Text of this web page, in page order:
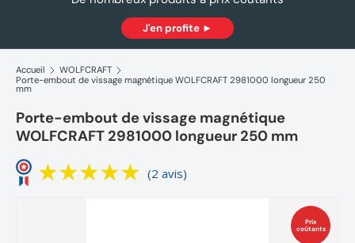
J'en profite ►
Accueil
WOLFCRAFT
Porte-embout de vissage magnétique WOLFCRAFT 2981000 longueur 250
mm
Porte-embout de vissage magnétique
WOLFCRAFT 2981000 longueur 250 mm
(2 avis)
Prix
coûtants